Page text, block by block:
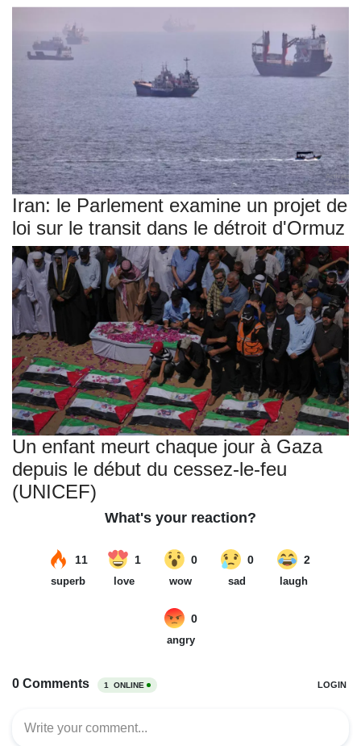
Iran: le Parlement examine un projet de
loi sur le transit dans le détroit d'Ormuz
Un enfant meurt chaque jour à Gaza
depuis le début du cessez-le-feu
(UNICEF)